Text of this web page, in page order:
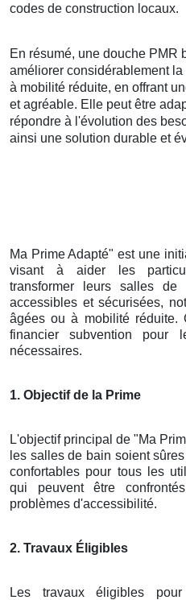
codes de construction locaux.
En résumé, une douche PMR
améliorer considérablement
à mobilité réduite, en offrant
et agréable. Elle peut être
répondre à l'évolution des
ainsi une solution durable et
Ma Prime Adapté" est une
visant à aider les
transformer leurs salles
accessibles et sécurisées,
âgées ou à mobilité réduite.
financier subvention pour
nécessaires.
1. Objectif de la Prime
L'objectif principal de "Ma
les salles de bain soient
confortables pour tous les
qui peuvent être
problèmes d'accessibilité.
2. Travaux Éligibles
Les travaux éligibles